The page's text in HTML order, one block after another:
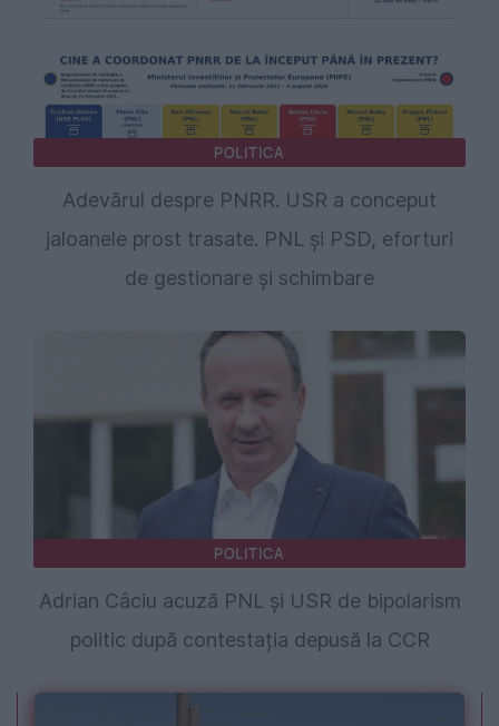
POLITICA
Adevărul despre PNRR. USR a conceput
jaloanele prost trasate. PNL și PSD, eforturi
de gestionare și schimbare
POLITICA
Adrian Câciu acuză PNL și USR de bipolarism
politic după contestația depusă la CCR